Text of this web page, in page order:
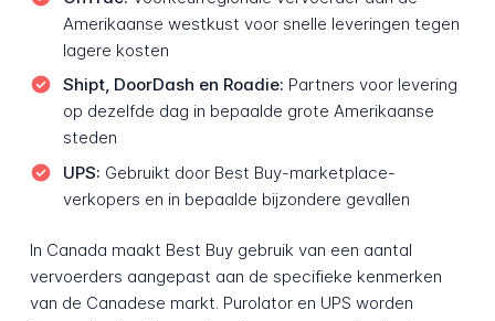
Amerikaanse westkust voor snelle leveringen tegen
lagere kosten
Shipt, DoorDash en Roadie: Partners voor levering
op dezelfde dag in bepaalde grote Amerikaanse
steden
UPS: Gebruikt door Best Buy-marketplace-
verkopers en in bepaalde bijzondere gevallen
In Canada maakt Best Buy gebruik van een aantal
vervoerders aangepast aan de specifieke kenmerken
van de Canadese markt. Purolator en UPS worden